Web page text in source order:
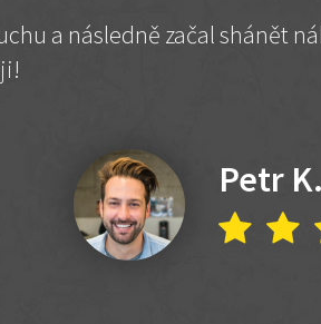
a následně začal shánět
Petr K.